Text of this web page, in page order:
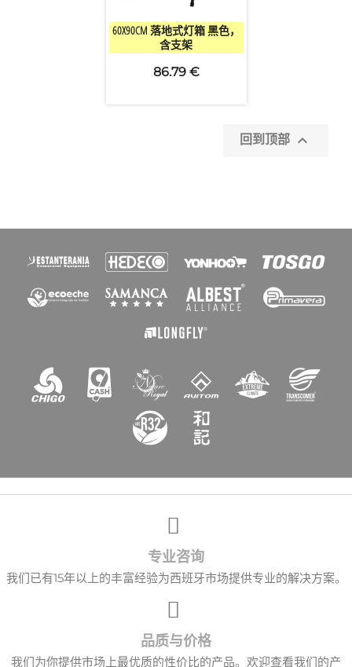
快速查看
60X90CM 落地式灯箱 黑色，
含支架
86.79 €
回到顶部 
专业咨询
我们已有15年以上的丰富经验为西班牙市场提供专业的解决方案。
品质与价格
我们为你提供市场上最优质的性价比的产品。欢迎查看我们的产
创建心愿单 ×